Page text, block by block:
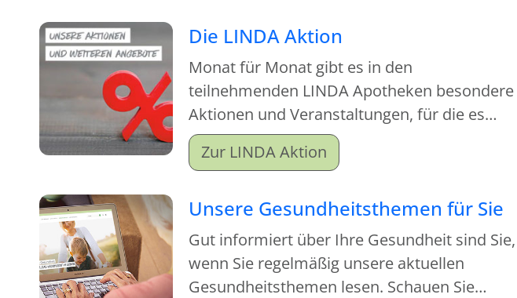
Die LINDA Aktion
Monat für Monat gibt es in den
teilnehmenden LINDA Apotheken besondere
Aktionen und Veranstaltungen, für die es
sich lohnt, vorbeizukommen.
Zur LINDA Aktion
Unsere Gesundheitsthemen für Sie
Gut informiert über Ihre Gesundheit sind Sie,
wenn Sie regelmäßig unsere aktuellen
Gesundheitsthemen lesen. Schauen Sie